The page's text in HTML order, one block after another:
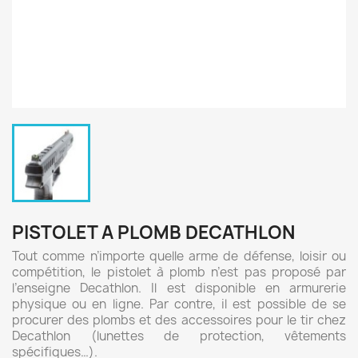
PISTOLET A PLOMB DECATHLON
Tout comme n’importe quelle arme de défense, loisir ou
compétition, le pistolet à plomb n’est pas proposé par
l’enseigne Decathlon. Il est disponible en armurerie
physique ou en ligne. Par contre, il est possible de se
procurer des plombs et des accessoires pour le tir chez
Decathlon (lunettes de protection, vêtements
spécifiques…).